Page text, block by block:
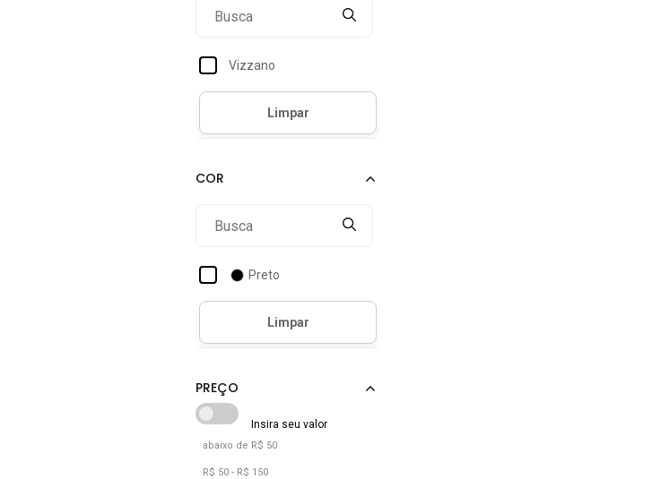
Vizzano
Preto
abaixo de R$ 50
R$ 50 - R$ 150